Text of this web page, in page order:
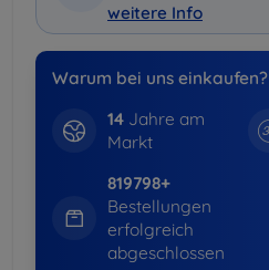
weitere Info
Warum bei uns einkaufen?
14Jahre am
Markt
819798+
Bestellungen
erfolgreich
abgeschlossen